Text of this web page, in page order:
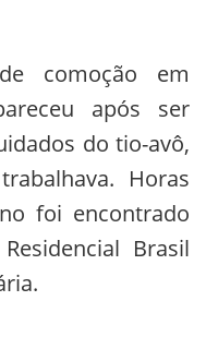
comoção em
após ser
do tio-avô,
Horas
foi encontrado
Brasil